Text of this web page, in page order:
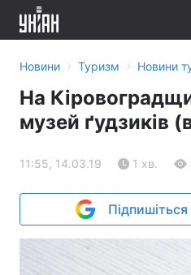
Новини › Туризм › Новини
На
музей ґудзиків
11:55, 14.03.19 1 хв.